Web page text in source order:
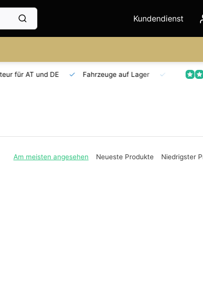
Kundendienst
für AT und DE Fahrzeuge auf Lager
Am meisten angesehen Neueste Produkte Niedrigster